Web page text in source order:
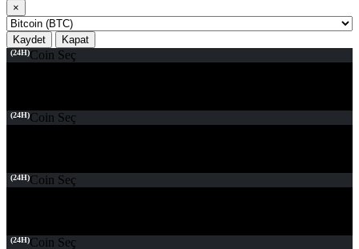
×
Kaydet Kapat
(24H)Coin Seç
(24H)Coin Seç
(24H)Coin Seç
(24H)Coin Seç